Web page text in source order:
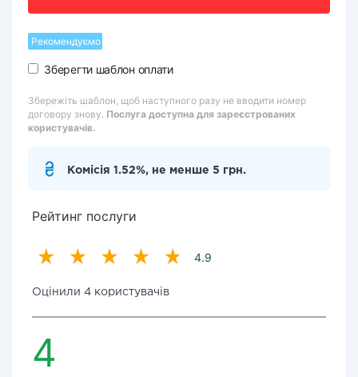
Рекомендуємо
Зберегти шаблон оплати
Збережіть шаблон, щоб наступного разу не вводити номер
договору знову. Послуга доступна для зареєстрованих
користувачів.
Комісія 1.52%, не менше 5 грн.
Рейтинг послуги
4.9
Оцінили 4 користувачів
4